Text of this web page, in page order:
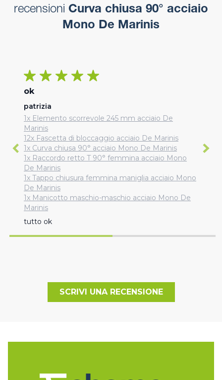
recensioni Curva chiusa 90° acciaio
Mono De Marinis
ok
patrizia
1x Elemento scorrevole 245 mm acciaio De
Marinis
12x Fascetta di bloccaggio acciaio De Marinis
1x Curva chiusa 90° acciaio Mono De Marinis
1x Raccordo retto T 90° femmina acciaio Mono
De Marinis
1x Tappo chiusura femmina maniglia acciaio Mono
De Marinis
1x Manicotto maschio-maschio acciaio Mono De
Marinis
tutto ok
SCRIVI UNA RECENSIONE